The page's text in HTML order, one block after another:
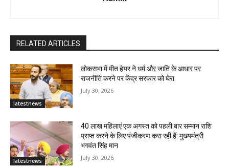
RELATED ARTICLES
latestnews
लोकसभा में मीत हेयर ने धर्म और जाति के आधार पर
राजनीति करने पर केंद्र सरकार को घेरा
July 30, 2026
latestnews
40 लाख महिलाएं एक अगस्त को पहली बार सम्मान राशि
प्राप्त करने के लिए पंजीकरण करा रही हैं: मुख्यमंत्री
भगवंत सिंह मान
July 30, 2026